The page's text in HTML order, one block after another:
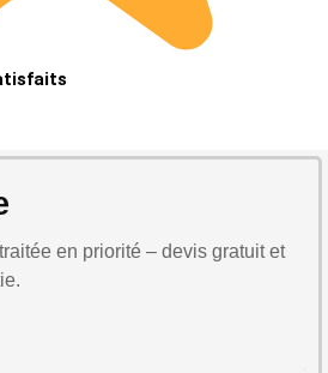
en priorité – devis gratuit et